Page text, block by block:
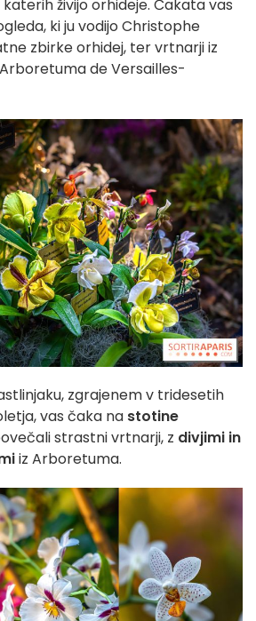
živijo orhideje. Čakata vas
ki ju vodijo Christophe
zbirke orhidej, ter vrtnarji iz
de Versailles-
zgrajenem v tridesetih
vas čaka na stotine
strastni vrtnarji, z divjimi in
iz Arboretuma.